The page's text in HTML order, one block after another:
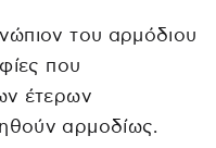
του αρμόδιου
που
έτερων
αρμοδίως.